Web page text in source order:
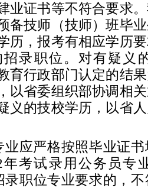
业证书等不符合要求
备技师（技师）班毕
历，报考有相应学历
录职位。对有疑义
育行政部门认定的结
以省委组织部协调相
义的技校学历，以省
业应严格按照毕业证
年考试录用公务员专
录职位专业要求的，